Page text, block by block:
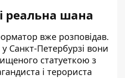
реальна шана
вже розповідав.
у Санкт-Петербурзі вони
статуеткою з
і терориста